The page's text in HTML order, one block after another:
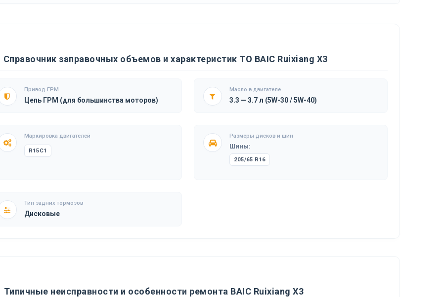
Справочник заправочных объемов и характеристик ТО BAIC Ruixiang X3
Привод ГРМ
Цепь ГРМ (для большинства моторов)
Масло в двигателе
3.3 — 3.7 л (5W-30 / 5W-40)
Маркировка двигателей
R15C1
Размеры дисков и шин
Шины:
205/65 R16
Тип задних тормозов
Дисковые
Типичные неисправности и особенности ремонта BAIC Ruixiang X3